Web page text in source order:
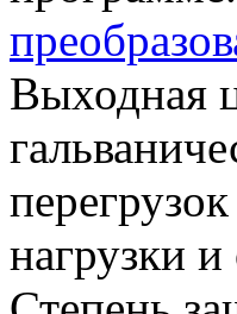
Выходная
нагрузки